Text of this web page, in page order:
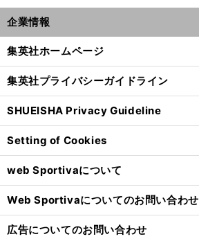
企業情報
集英社ホームページ
集英社プライバシーガイドライン
SHUEISHA Privacy Guideline
Setting of Cookies
web Sportivaについて
Web Sportivaについてのお問い合わせ
広告についてのお問い合わせ